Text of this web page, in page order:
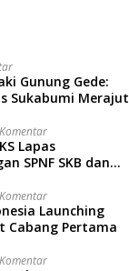
Gunung Gede:
Sukabumi Merajut
Lapas
SPNF SKB dan
Launching
Cabang Pertama